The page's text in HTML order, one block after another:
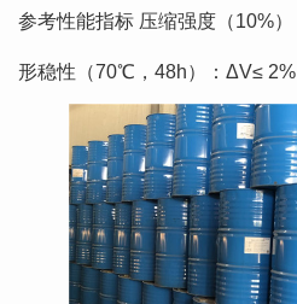
参考性能指标 压缩强度（10%
形稳性（70℃，48h）：ΔV≤